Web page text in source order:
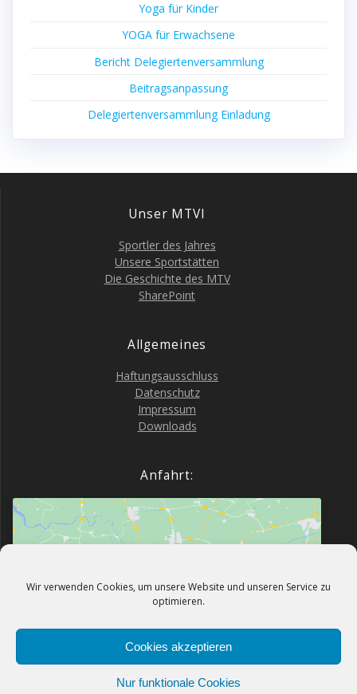
Wir verwenden Cookies, um unsere Website und unseren Service zu
optimieren.
Cookies akzeptieren
Nur funktionale Cookies
Yoga für Kinder
YOGA für Erwachsene
Bericht Dele­gier­ten­ver­samm­lung
Bei­trags­an­pas­sung
Dele­gier­ten­ver­samm­lung Einladung
Unser MTVI
Sport­ler des Jahres
Unse­re Sportstätten
Die Geschich­te des MTV
Share­Point
All­ge­mei­nes
Haf­tungs­aus­schluss
Daten­schutz
Impres­sum
Down­loads
Anfahrt:
Klicke hier, um Marketing-Cookies zu